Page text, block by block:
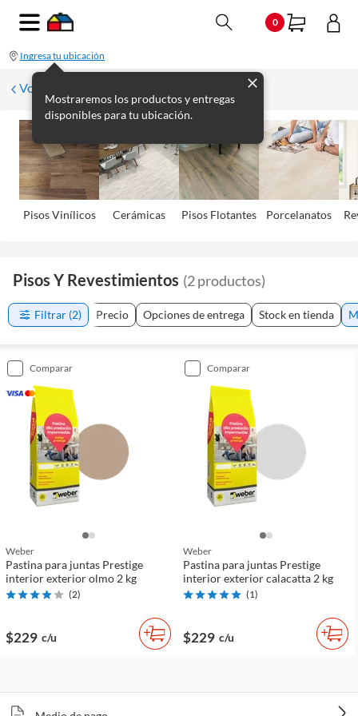
0
Ingresa tu ubicación
Mostraremos los productos y entregas
disponibles para tu ubicación.
Volver
Pisos Viní­licos Cerámicas Pisos Flotantes Porcelanatos
Pisos Y Revestimientos (2productos)
Filtrar (2) Precio Opciones de entrega Stock en tienda
comparar
Weber
Pastina para juntas Prestige
interior exterior olmo 2 kg
(2)
$229 c/u
comparar
Weber
Pastina para juntas Prestige
interior exterior calacatta 2 kg
(1)
$229 c/u